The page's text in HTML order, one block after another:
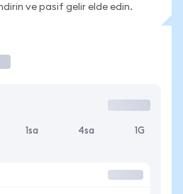
ve pasif gelir elde edin.
1sa 4sa 1G